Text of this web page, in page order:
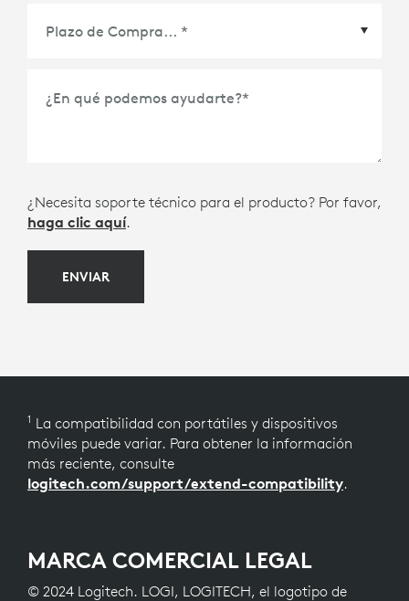
¿En qué podemos ayudarte?*
¿Necesita soporte técnico para el producto? Por favor,
haga clic aquí.
ENVIAR
1 La compatibilidad con portátiles y dispositivos
móviles puede variar. Para obtener la información
más reciente, consulte
logitech.com/support/extend-compatibility.
MARCA COMERCIAL LEGAL
© 2024 Logitech. LOGI, LOGITECH, el logotipo de